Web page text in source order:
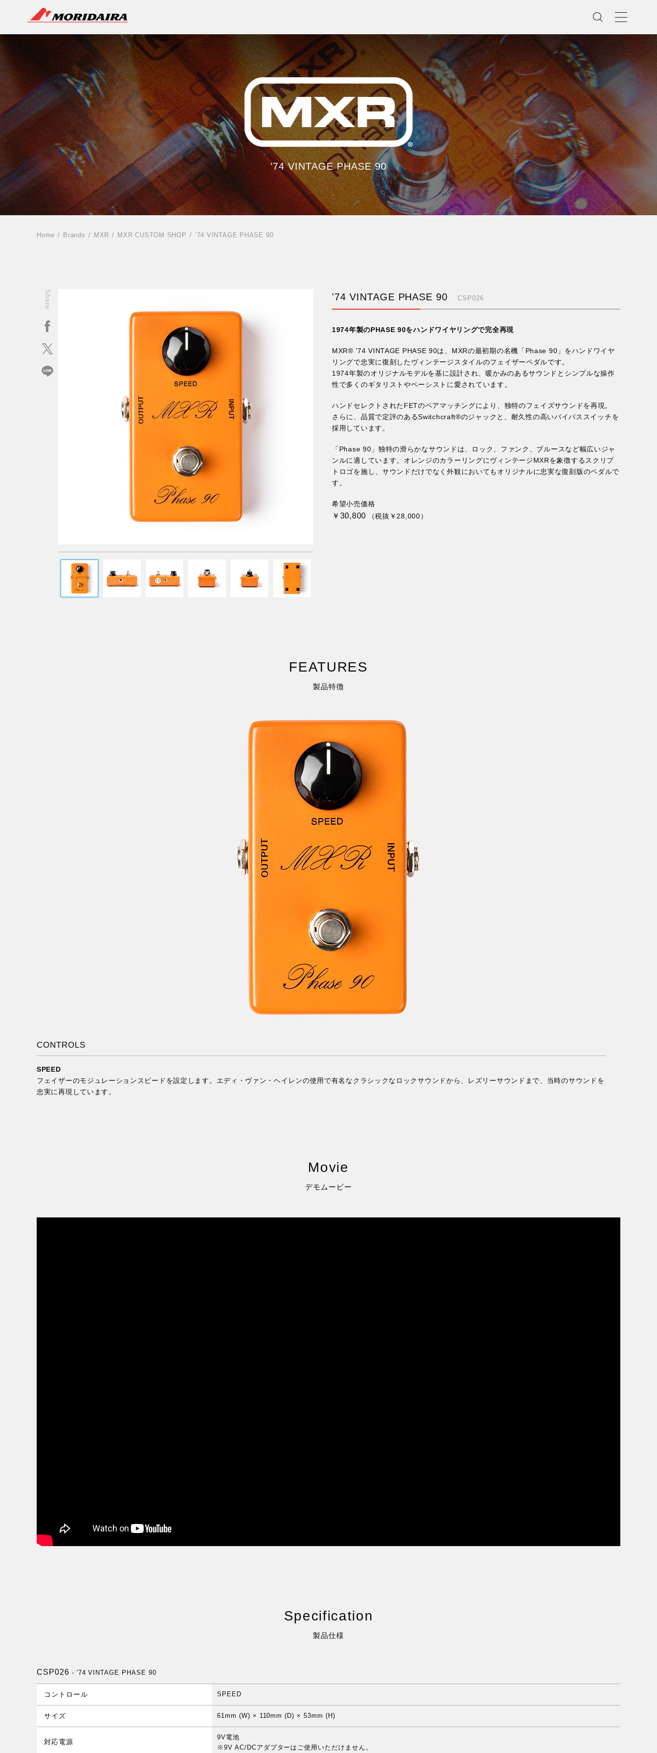
’74 VINTAGE PHASE 90
Home Brands MXR MXR CUSTOM SHOP ’74 VINTAGE PHASE 90
Share '74 VINTAGE PHASE 90 CSP026
1974年製のPHASE 90をハンドワイヤリングで完全再現
MXR® '74 VINTAGE PHASE 90は、MXRの最初期の名機「Phase 90」をハンドワイヤ
リングで忠実に復刻したヴィンテージスタイルのフェイザーペダルです。
1974年製のオリジナルモデルを基に設計され、暖かみのあるサウンドとシンプルな操作
性で多くのギタリストやベーシストに愛されています。
ハンドセレクトされたFETのペアマッチングにより、独特のフェイズサウンドを再現。
さらに、品質で定評のあるSwitchcraft®のジャックと、耐久性の高いバイパススイッチを
採用しています。
「Phase 90」独特の滑らかなサウンドは、ロック、ファンク、ブルースなど幅広いジャ
ンルに適しています。オレンジのカラーリングにヴィンテージMXRを象徴するスクリプ
トロゴを施し、サウンドだけでなく外観においてもオリジナルに忠実な復刻版のペダルで
す。
希望小売価格
￥30,800 （税抜￥28,000）
FEATURES
製品特徴
CONTROLS
SPEED
フェイザーのモジュレーションスピードを設定します。エディ・ヴァン・ヘイレンの使用で有名なクラシックなロックサウンドから、レズリーサウンドまで、当時のサウンドを
忠実に再現しています。
Movie
デモムービー
Specification
製品仕様
CSP026 - '74 VINTAGE PHASE 90
コントロール SPEED
サイズ 61mm (W) × 110mm (D) × 53mm (H)
対応電源
9V電池
※9V AC/DCアダプターはご使用いただけません。